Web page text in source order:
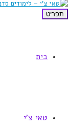
תפריט
בית
טאי צ'י